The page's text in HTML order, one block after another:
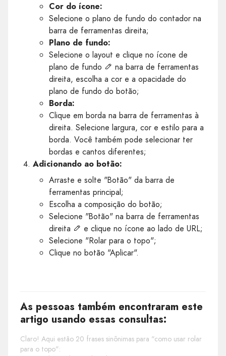
Cor do ícone:
Selecione o plano de fundo do contador na
barra de ferramentas direita;
Plano de fundo:
Selecione o layout e clique no ícone de
plano de fundo
na barra de ferramentas
direita, escolha a cor e a opacidade do
plano de fundo do botão;
Borda:
Clique em borda na barra de ferramentas à
direita. Selecione largura, cor e estilo para a
borda. Você também pode selecionar ter
bordas e cantos diferentes;
Adicionando ao botão:
Arraste e solte "Botão" da barra de
ferramentas principal;
Escolha a composição do botão;
Selecione "Botão" na barra de ferramentas
direita
e clique no ícone ao lado de URL;
Selecione "Rolar para o topo";
Clique no botão "Aplicar".
As pessoas também encontraram este
artigo usando essas consultas:
Claro! Aqui estão 20 frases sinônimas para "como usar rolar
para o topo":